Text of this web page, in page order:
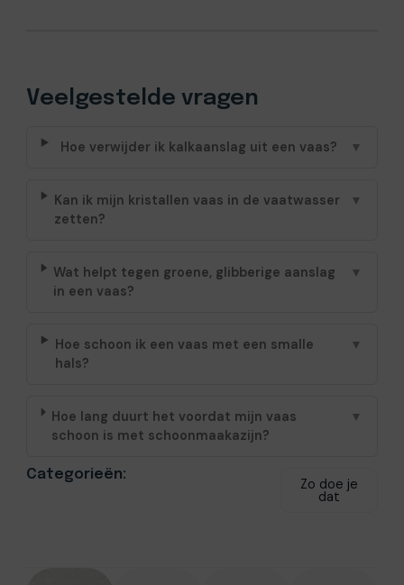
Veelgestelde vragen
Hoe verwijder ik kalkaanslag uit een vaas? ▼
Kan ik mijn kristallen vaas in de vaatwasser
zetten?
▼
Wat helpt tegen groene, glibberige aanslag
in een vaas?
▼
Hoe schoon ik een vaas met een smalle
hals?
▼
Hoe lang duurt het voordat mijn vaas
schoon is met schoonmaakazijn?
▼
Categorieën:
Zo doe je
dat